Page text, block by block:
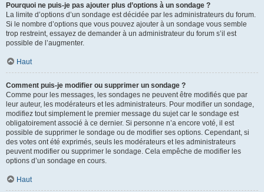
Pourquoi ne puis-je pas ajouter plus d’options à un sondage ?
La limite d’options d’un sondage est décidée par les administrateurs du forum.
Si le nombre d’options que vous pouvez ajouter à un sondage vous semble
trop restreint, essayez de demander à un administrateur du forum s’il est
possible de l’augmenter.
Haut
Comment puis-je modifier ou supprimer un sondage ?
Comme pour les messages, les sondages ne peuvent être modifiés que par
leur auteur, les modérateurs et les administrateurs. Pour modifier un sondage,
modifiez tout simplement le premier message du sujet car le sondage est
obligatoirement associé à ce dernier. Si personne n’a encore voté, il est
possible de supprimer le sondage ou de modifier ses options. Cependant, si
des votes ont été exprimés, seuls les modérateurs et les administrateurs
peuvent modifier ou supprimer le sondage. Cela empêche de modifier les
options d’un sondage en cours.
Haut